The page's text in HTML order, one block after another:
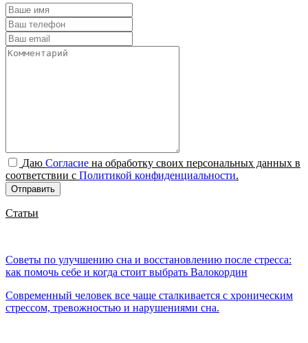
Даю Согласие на обработку своих персональных данных в
соответствии с Политикой конфиденциальности.
Отправить
Статьи
Советы по улучшению сна и восстановлению после стресса:
как помочь себе и когда стоит выбрать Валокордин
Современный человек все чаще сталкивается с хроническим
стрессом, тревожностью и нарушениями сна.